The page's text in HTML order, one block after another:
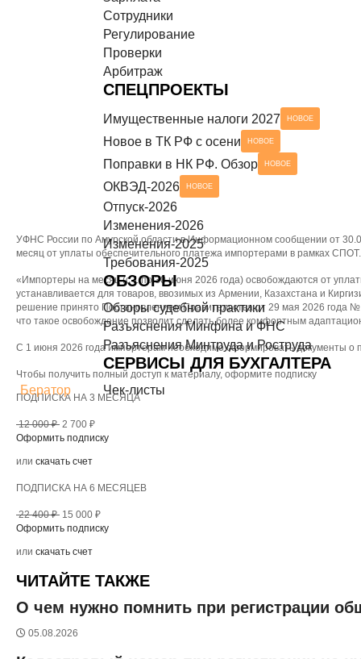
Разъяснения Минтруда и Роструда
СЕРВИСЫ ДЛЯ БУХГАЛТЕРА
Бератор
Сотрудники
Регулирование
Проверки
Арбитраж
СПЕЦПРОЕКТЫ
Имущественные налоги 2027 НОВОЕ
Новое в ТК РФ с осени НОВОЕ
Поправки в НК РФ. Обзор НОВОЕ
ОКВЭД-2026 НОВОЕ
Отпуск-2026
Изменения-2026
Изменения-2025
Требования-2025
ОБЗОРЫ
Обзоры судебной практики
Разъяснения Минфина и ФНС
Разъяснения Минтруда и Роструда
СЕРВИСЫ ДЛЯ БУХГАЛТЕРА
Чек-листы
УФНС России по Амурской области в Информационном сообщении от
месяц от уплаты обеспечительного платежа импортерами в рамках СПОТ.
«Импортеры на месяц (с 1 по 30 июня 2026 года) освобождаются от
устанавливается для товаров, ввозимых из Армении, Казахстана и
решение принято Постановлением Правительства от 29 мая 2026 года
что такое освобождение позволит сделать более комфортным
С 1 июня 2026 года импортерам необходимо сформировать документы о
Чтобы получить полный доступ к материалу, оформите подписку
ПОДПИСКА НА 3 МЕСЯЦА
12 000 ₽ 2 700 ₽
Оформить подписку
или скачать счет
ПОДПИСКА НА 6 МЕСЯЦЕВ
22 400 ₽ 15 000 ₽
Оформить подписку
или скачать счет
ЧИТАЙТЕ ТАКЖЕ
О чем нужно помнить при регистрации
05.08.2026